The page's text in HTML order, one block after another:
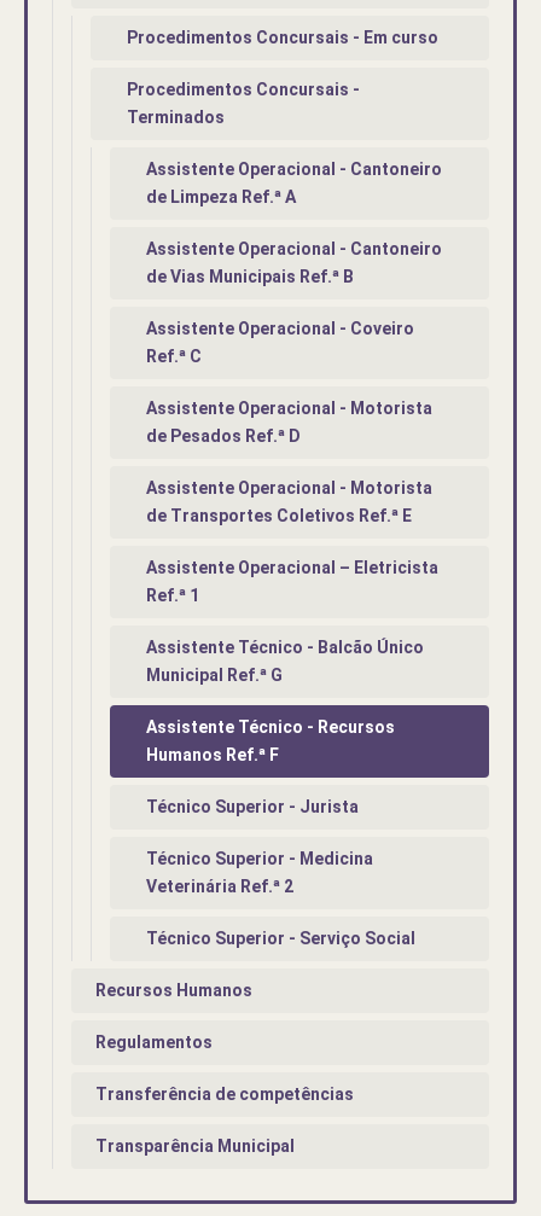
Procedimentos Concursais - Em curso
Procedimentos Concursais -
Terminados
Assistente Operacional - Cantoneiro
de Limpeza Ref.ª A
Assistente Operacional - Cantoneiro
de Vias Municipais Ref.ª B
Assistente Operacional - Coveiro
Ref.ª C
Assistente Operacional - Motorista
de Pesados Ref.ª D
Assistente Operacional - Motorista
de Transportes Coletivos Ref.ª E
Assistente Operacional – Eletricista
Ref.ª 1
Assistente Técnico - Balcão Único
Municipal Ref.ª G
Assistente Técnico - Recursos
Humanos Ref.ª F
Técnico Superior - Jurista
Técnico Superior - Medicina
Veterinária Ref.ª 2
Técnico Superior - Serviço Social
Recursos Humanos
Regulamentos
Transferência de competências
Transparência Municipal